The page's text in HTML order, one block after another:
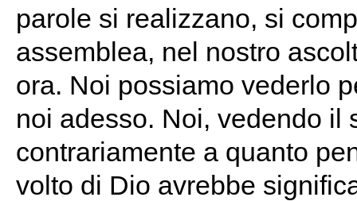
parole si realizzano, si
assemblea, nel nostro
ora. Noi possiamo vederlo
noi adesso. Noi, vedendo il
contrariamente a quanto
volto di Dio avrebbe